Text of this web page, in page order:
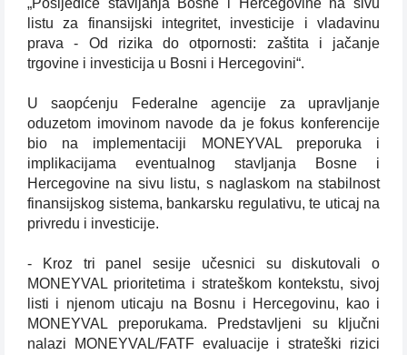
„Posljedice stavljanja Bosne i Hercegovine na sivu
listu za finansijski integritet, investicije i vladavinu
prava - Od rizika do otpornosti: zaštita i jačanje
trgovine i investicija u Bosni i Hercegovini“.
U saopćenju Federalne agencije za upravljanje
oduzetom imovinom navode da je fokus konferencije
bio na implementaciji MONEYVAL preporuka i
implikacijama eventualnog stavljanja Bosne i
Hercegovine na sivu listu, s naglaskom na stabilnost
finansijskog sistema, bankarsku regulativu, te uticaj na
privredu i investicije.
- Kroz tri panel sesije učesnici su diskutovali o
MONEYVAL prioritetima i strateškom kontekstu, sivoj
listi i njenom uticaju na Bosnu i Hercegovinu, kao i
MONEYVAL preporukama. Predstavljeni su ključni
nalazi MONEYVAL/FATF evaluacije i strateški rizici